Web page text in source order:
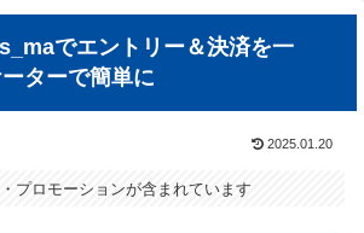
でエントリー＆決済を一
ターで簡単に
2025.01.20
プロモーションが含まれています